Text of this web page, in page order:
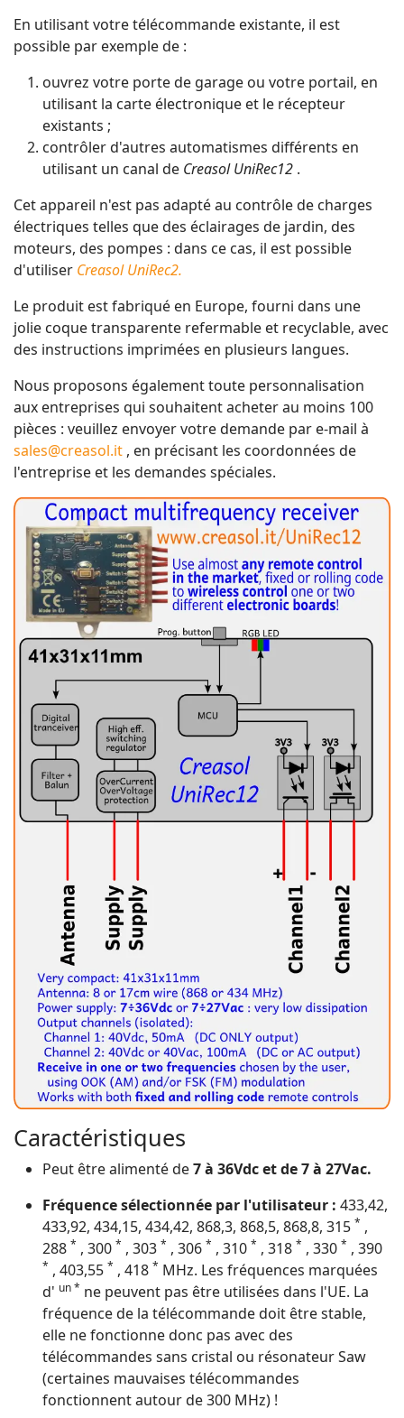
En utilisant votre télécommande existante, il est
possible par exemple de :
ouvrez votre porte de garage ou votre portail, en
utilisant la carte électronique et le récepteur
existants ;
contrôler d'autres automatismes différents en
utilisant un canal de Creasol UniRec12 .
Cet appareil n'est pas adapté au contrôle de charges
électriques telles que des éclairages de jardin, des
moteurs, des pompes : dans ce cas, il est possible
d'utiliser Creasol UniRec2.
Le produit est fabriqué en Europe, fourni dans une
jolie coque transparente refermable et recyclable, avec
des instructions imprimées en plusieurs langues.
Nous proposons également toute personnalisation
aux entreprises qui souhaitent acheter au moins 100
pièces : veuillez envoyer votre demande par e-mail à
sales@creasol.it , en précisant les coordonnées de
l'entreprise et les demandes spéciales.
Caractéristiques
Peut être alimenté de7 à 36Vdc et de 7 à 27Vac.
Fréquence sélectionnée par l'utilisateur : 433,42,
433,92, 434,15, 434,42, 868,3, 868,5, 868,8, 315 * ,
288 * , 300 * , 303 * , 306 * , 310 * , 318 * , 330 * , 390
* , 403,55 * , 418 * MHz. Les fréquences marquées
d' un * ne peuvent pas être utilisées dans l'UE. La
fréquence de la télécommande doit être stable,
elle ne fonctionne donc pas avec des
télécommandes sans cristal ou résonateur Saw
(certaines mauvaises télécommandes
fonctionnent autour de 300 MHz) !